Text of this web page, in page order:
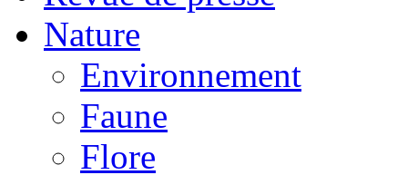
Nature
Environnement
Faune
Flore